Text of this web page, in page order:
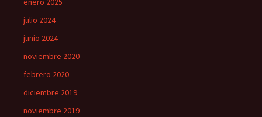
julio 2024
junio 2024
noviembre 2020
febrero 2020
diciembre 2019
noviembre 2019